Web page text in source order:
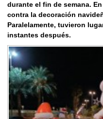
durante el fin de semana.
contra la decoración
Paralelamente, tuvieron
instantes después.